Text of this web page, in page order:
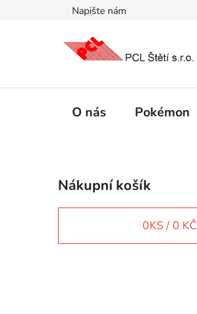
Napište nám
O nás Pokémon
o
s
r
Nákupní košík
0KS /0 KČ